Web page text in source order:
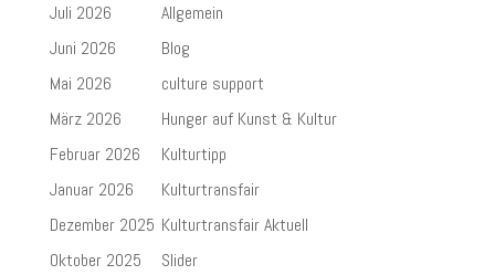
Juli 2026
Juni 2026
Mai 2026
März 2026
Februar 2026
Januar 2026
Dezember 2025
Oktober 2025
Allgemein
Blog
culture support
Hunger auf Kunst & Kultur
Kulturtipp
Kulturtransfair
Kulturtransfair Aktuell
Slider